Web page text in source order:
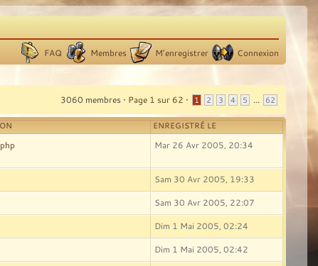
FAQ Membres M’enregistrer Connexion
3060 membres • Page 1 sur 62 • 1 2 3 4 5 ... 62
ENREGISTRÉ LE
Mar 26 Avr 2005, 20:34
Sam 30 Avr 2005, 19:33
Sam 30 Avr 2005, 22:07
Dim 1 Mai 2005, 02:24
Dim 1 Mai 2005, 02:42